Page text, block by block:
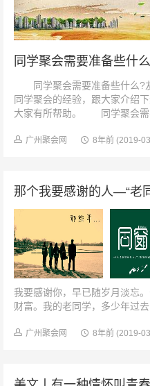
同学聚会需要准备些什
同学聚会需要准备些什么?
同学聚会的经验，跟大家介绍
大家有所帮助。 同学聚会
广州聚会网 8年前 (2019-
那个我要感谢的人—“老
我要感谢你，早已随岁月淡忘
财富。我的老同学，多少年过
然我们天各一方，但你却总在...
广州聚会网 8年前 (2019-